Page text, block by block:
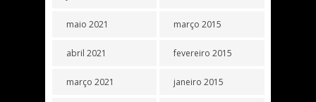
maio 2021
abril 2021
março 2021
março 2015
fevereiro 2015
janeiro 2015